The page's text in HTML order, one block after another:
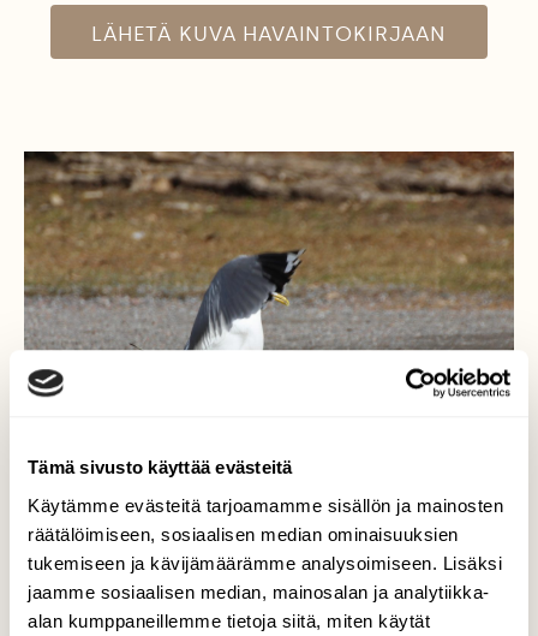
Tämä sivusto käyttää evästeitä
Käytämme evästeitä tarjoamamme sisällön ja mainosten
räätälöimiseen, sosiaalisen median ominaisuuksien
tukemiseen ja kävijämäärämme analysoimiseen. Lisäksi
jaamme sosiaalisen median, mainosalan ja analytiikka-
alan kumppaneillemme tietoja siitä, miten käytät
LÄHETÄ KUVA HAVAINTOKIRJAAN